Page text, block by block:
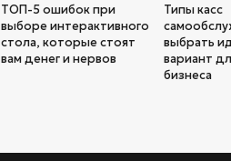
ТОП-5 ошибок при
выборе интерактивного
стола, которые стоят
вам денег и нервов
Типы касс
выбрать
вариант
бизнеса